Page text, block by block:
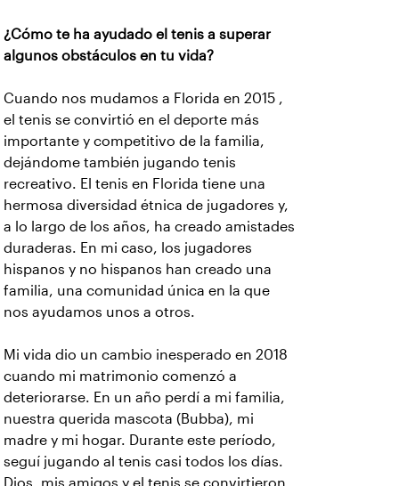
¿Cómo te ha ayudado el tenis a superar
algunos obstáculos en tu vida?
Cuando nos mudamos a Florida en 2015 ,
el tenis se convirtió en el deporte más
importante y competitivo de la familia,
dejándome también jugando tenis
recreativo. El tenis en Florida tiene una
hermosa diversidad étnica de jugadores y,
a lo largo de los años, ha creado amistades
duraderas. En mi caso, los jugadores
hispanos y no hispanos han creado una
familia, una comunidad única en la que
nos ayudamos unos a otros.
Mi vida dio un cambio inesperado en 2018
cuando mi matrimonio comenzó a
deteriorarse. En un año perdí a mi familia,
nuestra querida mascota (Bubba), mi
madre y mi hogar. Durante este período,
seguí jugando al tenis casi todos los días.
Dios, mis amigos y el tenis se convirtieron